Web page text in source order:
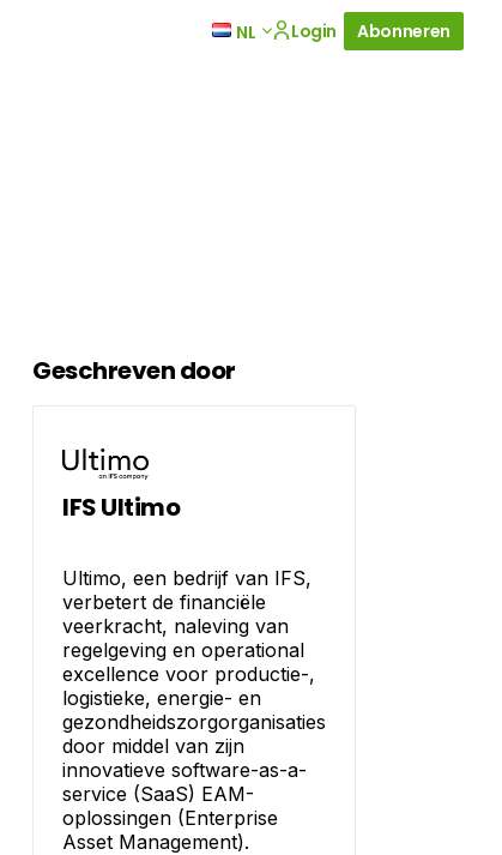
NL Login Abonneren
Geschreven door
IFS Ultimo
Ultimo, een bedrijf van IFS,
verbetert de financiële
veerkracht, naleving van
regelgeving en operational
excellence voor productie-,
logistieke, energie- en
gezondheidszorgorganisaties
door middel van zijn
innovatieve software-as-a-
service (SaaS) EAM-
oplossingen (Enterprise
Asset Management).